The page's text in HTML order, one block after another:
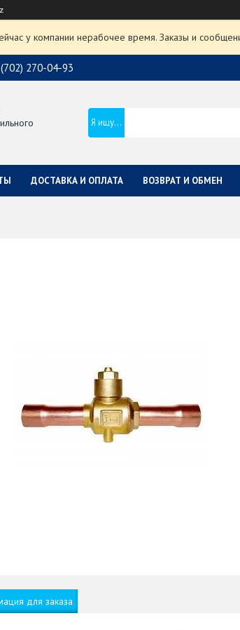
у компании нерабочее время. Заказы и
270-04-93
ДОСТАВКА И ОПЛАТА ВОЗВРАТ И ОБМЕН
для заказа